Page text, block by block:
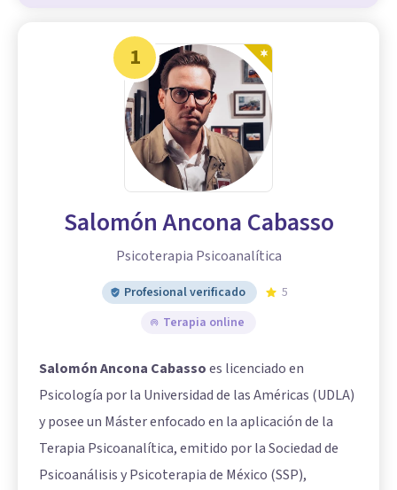
1
Salomón Ancona Cabasso
Psicoterapia Psicoanalítica
Profesional verificado
5
Terapia online
Salomón Ancona Cabassoes licenciado en
Psicología por la Universidad de las Américas (UDLA)
y posee un Máster enfocado en la aplicación de la
Terapia Psicoanalítica, emitido por la Sociedad de
Psicoanálisis y Psicoterapia de México (SSP),